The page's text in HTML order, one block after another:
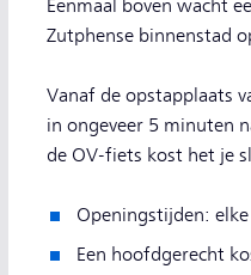
Eenmaal boven wacht
Zutphense binnenstad
Vanaf de opstapplaats
in ongeveer 5 minuten
de OV-fiets kost het je
Openingstijden:
Een hoofdgerecht